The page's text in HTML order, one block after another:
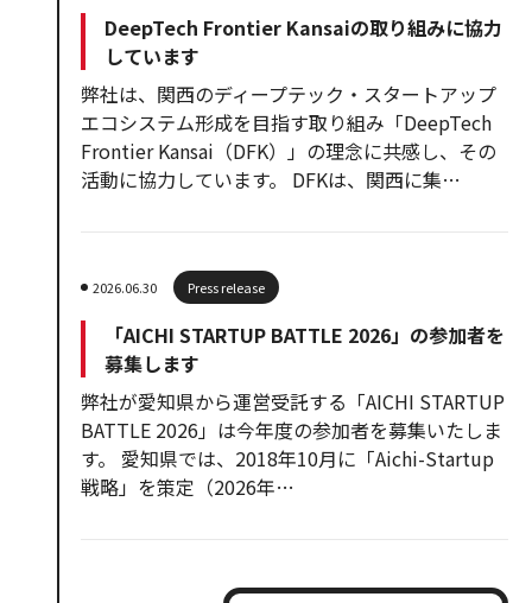
DeepTech Frontier Kansaiの取り組みに協力
しています
弊社は、関西のディープテック・スタートアップ
エコシステム形成を目指す取り組み「DeepTech
Frontier Kansai（DFK）」の理念に共感し、その
活動に協力しています。 DFKは、関西に集…
2026.06.30 Press release
「AICHI STARTUP BATTLE 2026」の参加者を
募集します
弊社が愛知県から運営受託する「AICHI STARTUP
BATTLE 2026」は今年度の参加者を募集いたしま
す。 愛知県では、2018年10月に「Aichi-Startup
戦略」を策定（2026年…